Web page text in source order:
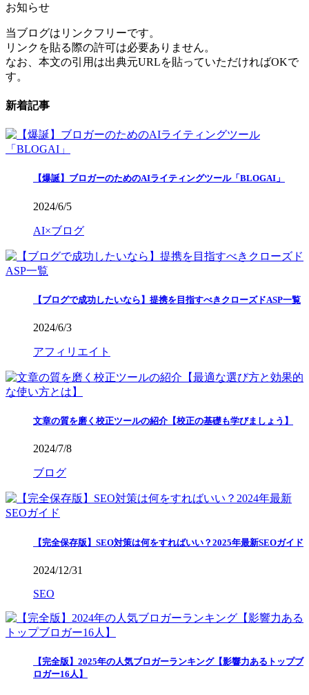
お知らせ
当ブログはリンクフリーです。
リンクを貼る際の許可は必要ありません。
なお、本文の引用は出典元URLを貼っていただければOKで
す。
新着記事
【爆誕】ブロガーのためのAIライティングツール「BLOGAI」
2024/6/5
AI×ブログ
【ブログで成功したいなら】提携を目指すべきクローズドASP一覧
2024/6/3
アフィリエイト
文章の質を磨く校正ツールの紹介【校正の基礎も学びましょう】
2024/7/8
ブログ
【完全保存版】SEO対策は何をすればいい？2025年最新SEOガイド
2024/12/31
SEO
【完全版】2025年の人気ブロガーランキング【影響力あるトップブ
ロガー16人】